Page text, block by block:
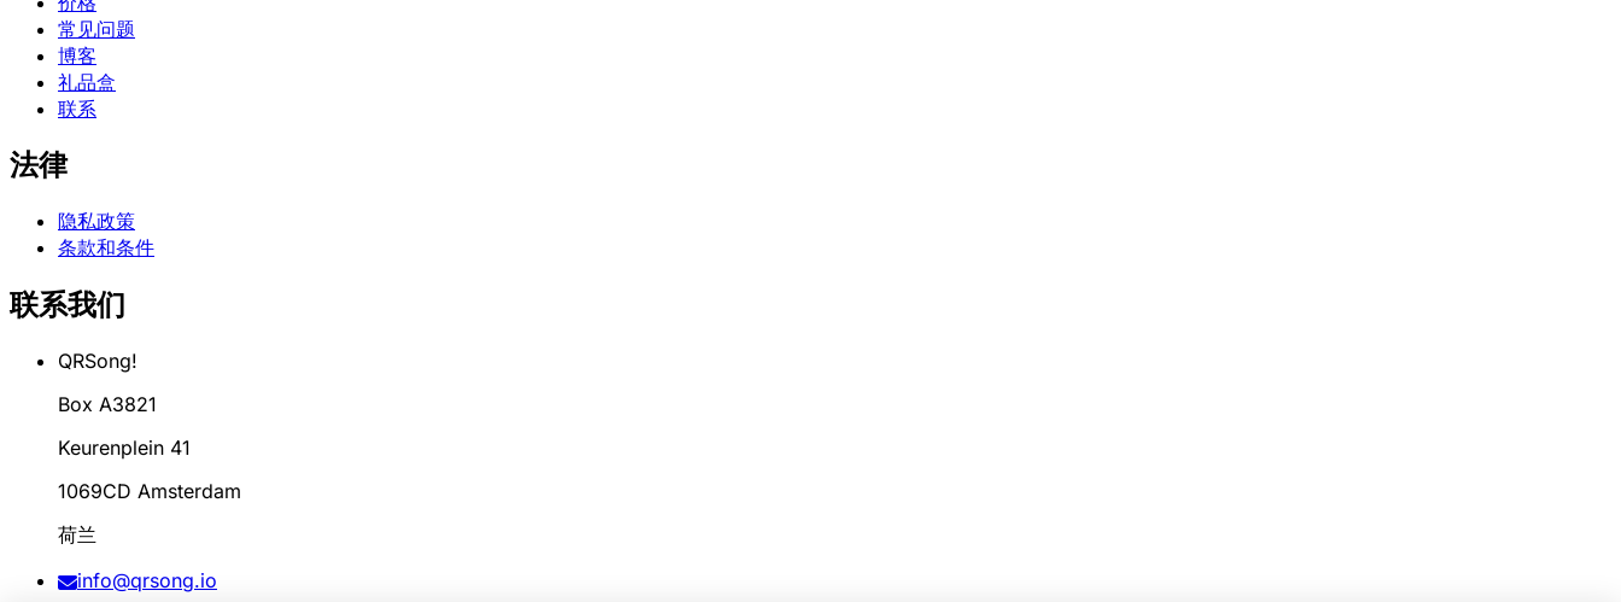
常见问题
博客
礼品盒
联系
法律
隐私政策
条款和条件
联系我们
QRSong!
Box A3821
Keurenplein 41
1069CD Amsterdam
荷兰
info@qrsong.io